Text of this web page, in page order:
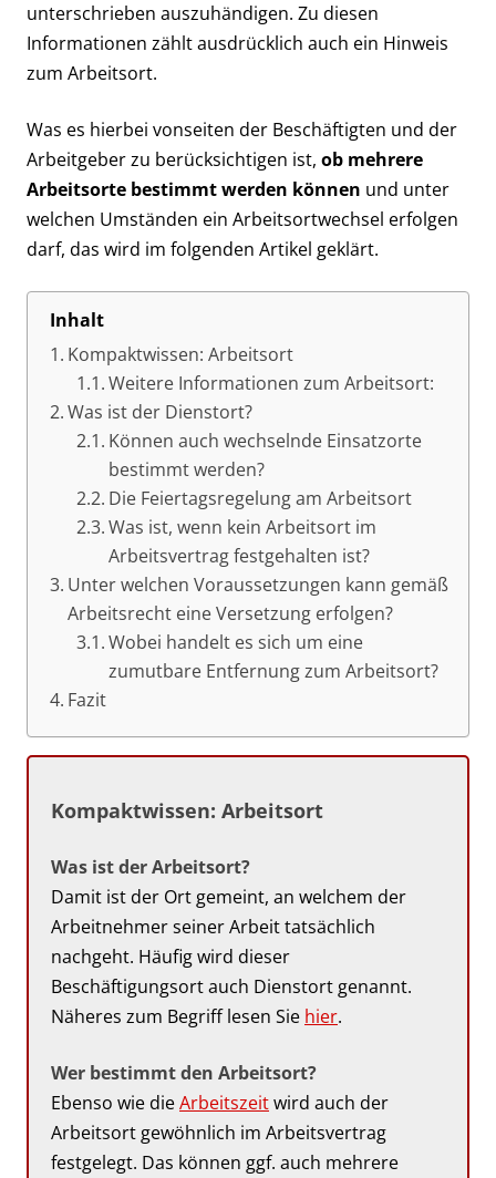
unterschrieben auszuhändigen. Zu diesen
Informationen zählt ausdrücklich auch ein Hinweis
zum Arbeitsort.
Was es hierbei vonseiten der Beschäftigten und der
Arbeitgeber zu berücksichtigen ist, ob mehrere
Arbeitsorte bestimmt werden können und unter
welchen Umständen ein Arbeitsortwechsel erfolgen
darf, das wird im folgenden Artikel geklärt.
Inhalt
Kompaktwissen: Arbeitsort
Weitere Informationen zum Arbeitsort:
Was ist der Dienstort?
Können auch wechselnde Einsatzorte
bestimmt werden?
Die Feiertagsregelung am Arbeitsort
Was ist, wenn kein Arbeitsort im
Arbeitsvertrag festgehalten ist?
Unter welchen Voraussetzungen kann gemäß
Arbeitsrecht eine Versetzung erfolgen?
Wobei handelt es sich um eine
zumutbare Entfernung zum Arbeitsort?
Fazit
Kompaktwissen: Arbeitsort
Was ist der Arbeitsort?
Damit ist der Ort gemeint, an welchem der
Arbeitnehmer seiner Arbeit tatsächlich
nachgeht. Häufig wird dieser
Beschäftigungsort auch Dienstort genannt.
Näheres zum Begriff lesen Sie hier.
Wer bestimmt den Arbeitsort?
Ebenso wie dieArbeitszeitwird auch der
Arbeitsort gewöhnlich im Arbeitsvertrag
festgelegt. Das können ggf. auch mehrere